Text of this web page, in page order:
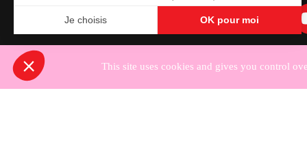
Je choisis OK pour moi
Plateforme de Gestion du Consentement :
Notre plateforme vous permet d'adapter et de gérer
Nous cherchons le
This site uses cookies and gives you control